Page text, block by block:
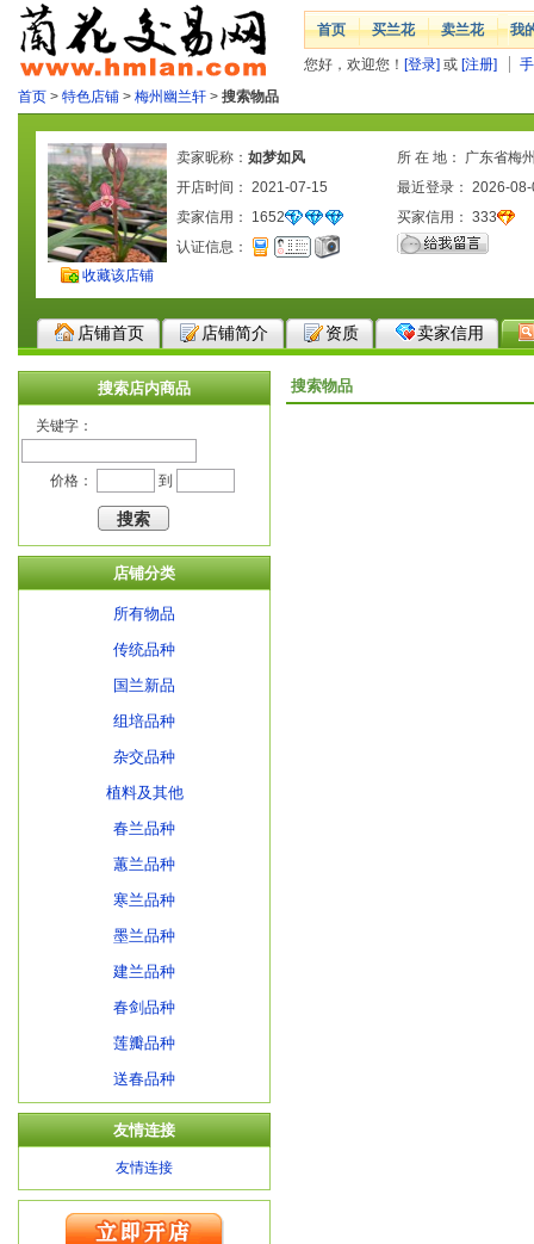
首页 买兰花 卖兰花 我
您好，欢迎您！ [登录] 或 [注册]
首页 > 特色店铺 > 梅州幽兰轩 > 搜索物品
收藏该店铺
卖家昵称： 如梦如风
所 在 地： 广东省梅
开店时间： 2021-07-15
最近登录： 2026-
卖家信用： 1652 买家信用： 333
认证信息：
店铺首页 店铺简介 资质 卖家信用
搜索店内商品
关键字：
价格： 到
店铺分类
所有物品
传统品种
国兰新品
组培品种
杂交品种
植料及其他
春兰品种
蕙兰品种
寒兰品种
墨兰品种
建兰品种
春剑品种
莲瓣品种
送春品种
友情连接
友情连接
搜索物品